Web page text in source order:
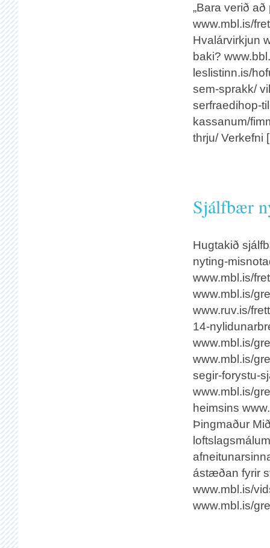
„Bara verið að
www.mbl.is/
Hvalárvirkjun
baki?
leslistinn.is/
sem-sprakk/
serfraedihop-
kassanum/
thrju/ Verkefni
Sjálfbær
Hugtakið
nyting-
www.mbl.is/
www.mbl.is/
www.ruv.is/
14-
www.mbl.is/
www.mbl.is/
segir-forystu-
www.mbl.is/
heimsins
Þingmaður
ástæðan fyrir
www.mbl.is/
www.mbl.is/